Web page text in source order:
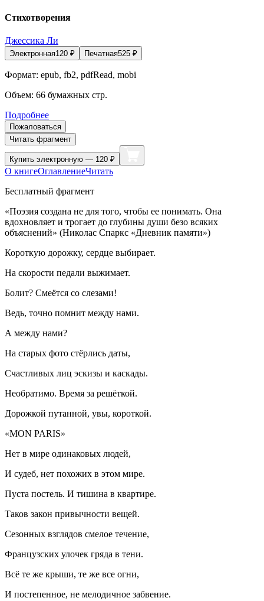
Стихотворения
Джессика Ли
Электронная120 ₽ Печатная525 ₽
Формат: epub, fb2, pdfRead, mobi
Объем: 66 бумажных стр.
Подробнее
Пожаловаться
Читать фрагмент
Купить электронную — 120 ₽
О книгеОглавлениеЧитать
Бесплатный фрагмент
«Поэзия создана не для того, чтобы ее понимать. Она
вдохновляет и трогает до глубины души безо всяких
объяснений» (Николас Спаркс «Дневник памяти»)
Короткую дорожку, сердце выбирает.
На скорости педали выжимает.
Болит? Смеётся со слезами!
Ведь, точно помнит между нами.
А между нами?
На старых фото стёрлись даты,
Счастливых лиц эскизы и каскады.
Необратимо. Время за решёткой.
Дорожкой путанной, увы, короткой.
«MON PARIS»
Нет в мире одинаковых людей,
И судеб, нет похожих в этом мире.
Пуста постель. И тишина в квартире.
Таков закон привычности вещей.
Сезонных взглядов смелое течение,
Французских улочек гряда в тени.
Всё те же крыши, те же все огни,
И постепенное, не мелодичное забвение.